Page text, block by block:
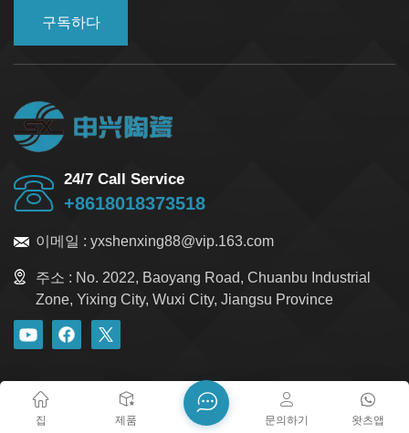
구독하다
24/7 Call Service
+8618018373518
이메일 : yxshenxing88@vip.163.com
주소 : No. 2022, Baoyang Road, Chuanbu Industrial
Zone, Yixing City, Wuxi City, Jiangsu Province
Xml 개인정보 보호정책
사이트맵
저작권 @ 2026 Yixing Shenxing Technology Co., Ltd. 모든 권리
집 제품 왓츠앱
문의하기